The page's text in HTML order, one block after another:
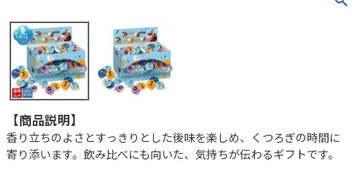
【商品説明】
香り立ちのよさとすっきりとした後味を楽しめ、くつろぎの時間に
寄り添います。飲み比べにも向いた、気持ちが伝わるギフトです。